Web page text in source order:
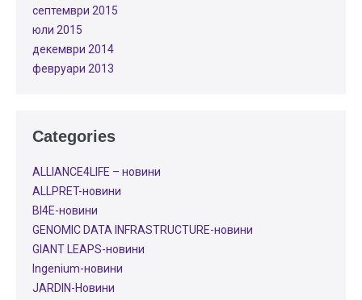
септември 2015
юли 2015
декември 2014
февруари 2013
Categories
ALLIANCE4LIFE​ – новини
ALLPRET-новини
BI4E-новини
GENOMIC DATA INFRASTRUCTURE-новини
GIANT LEAPS-новини
Ingenium-новини
JARDIN-Новини